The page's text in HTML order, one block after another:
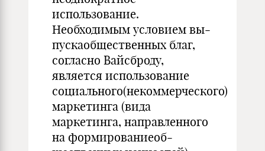
использование.
Необходимым условием вы­
пускаобщественных благ,
согласно Вайсброду,
является использование
социального(некоммерческого)
маркетин­га (вида
маркетинга, направленного
на формированиеоб­